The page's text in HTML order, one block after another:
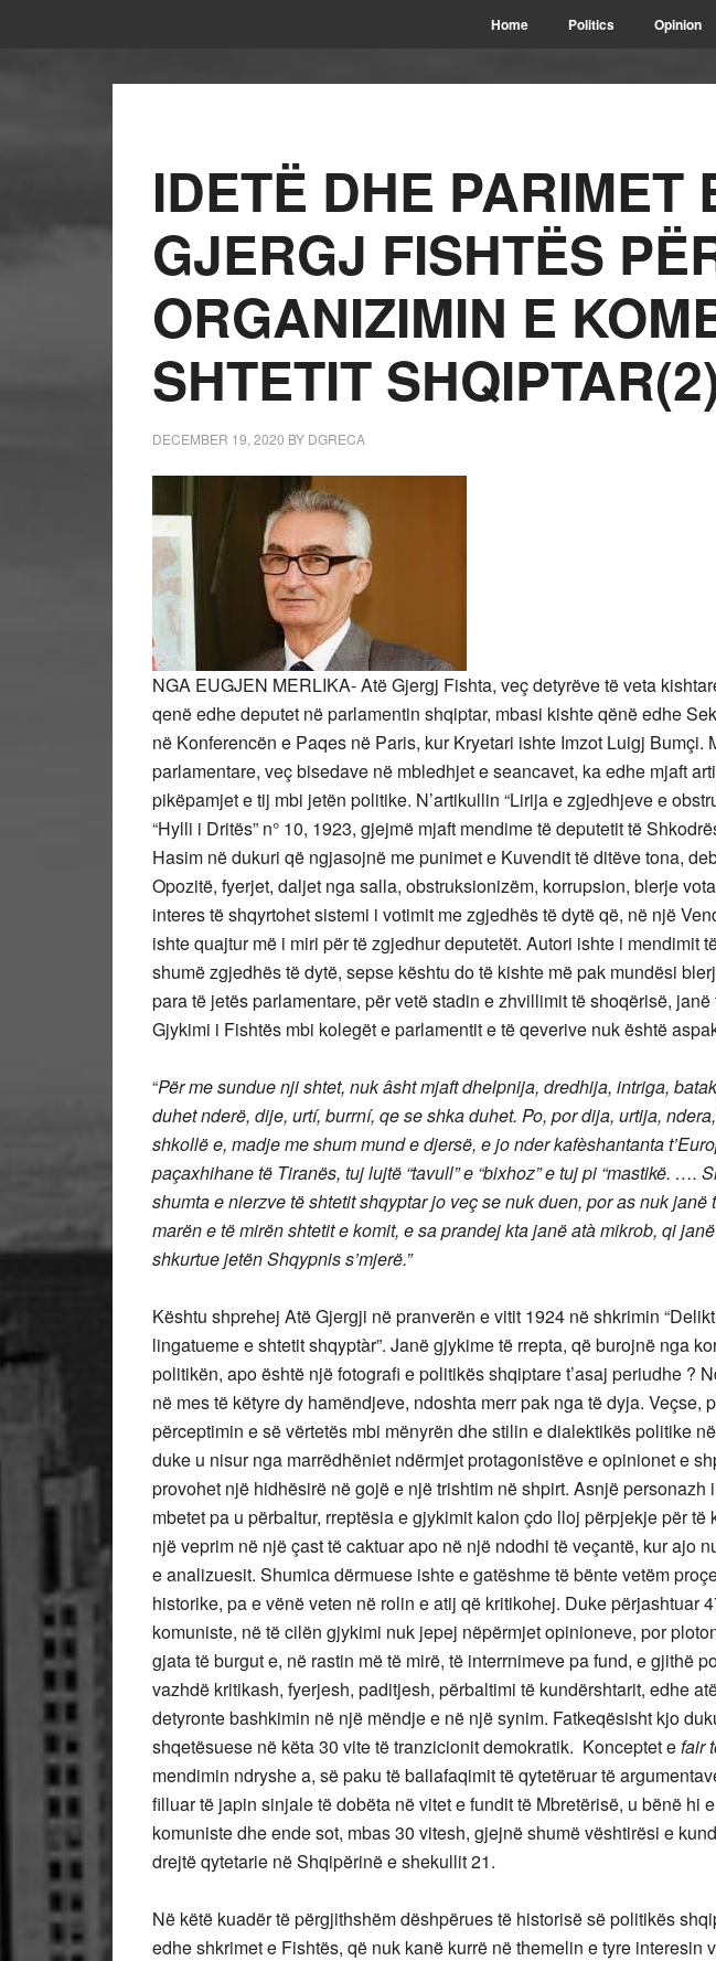
Home Politics Opinion
IDETË DHE PARIMET
GJERGJ FISHTËS
ORGANIZIMIN E
SHTETIT
DECEMBER 19, 2020 BY DGRECA
NGA EUGJEN MERLIKA- Atë Gjergj Fishta, veç detyrëve të veta
qenë edhe deputet në parlamentin shqiptar, mbasi kishte qënë edhe
në Konferencën e Paqes në Paris, kur Kryetari ishte Imzot Luigj Bumçi.
parlamentare, veç bisedave në mbledhjet e seancavet, ka edhe mjaft
pikëpamjet e tij mbi jetën politike. N’artikullin “Lirija e zgjedhjeve e
“Hylli i Dritës” n° 10, 1923, gjejmë mjaft mendime të deputetit të
Hasim në dukuri që ngjasojnë me punimet e Kuvendit të ditëve tona,
Opozitë, fyerjet, daljet nga salla, obstruksionizëm, korrupsion, blerje
interes të shqyrtohet sistemi i votimit me zgjedhës të dytë që, në një
ishte quajtur më i miri për të zgjedhur deputetët. Autori ishte i mendimit
shumë zgjedhës të dytë, sepse kështu do të kishte më pak mundësi
para të jetës parlamentare, për vetë stadin e zhvillimit të shoqërisë,
Gjykimi i Fishtës mbi kolegët e parlamentit e të qeverive nuk është
“Për me sundue nji shtet, nuk âsht mjaft dhelpnija, dredhija, intriga,
duhet nderë, dije, urtí, burrní, qe se shka duhet. Po, por dija, urtija,
shkollë e, madje me shum mund e djersë, e jo nder kafèshantanta
paçaxhihane të Tiranës, tuj lujtë “tavull” e “bixhoz” e tuj pi “mastikë. ….
shumta e nierzve të shtetit shqyptar jo veç se nuk duen, por as nuk janë
marën e të mirën shtetit e komit, e sa prandej kta janë atà mikrob, qi
shkurtue jetën Shqypnis s’mjerë.”
Kështu shprehej Atë Gjergji në pranverën e vitit 1924 në shkrimin
lingatueme e shtetit shqyptàr”. Janë gjykime të rrepta, që burojnë nga
politikën, apo është një fotografi e politikës shqiptare t’asaj periudhe ?
në mes të këtyre dy hamëndjeve, ndoshta merr pak nga të dyja. Veçse,
përceptimin e së vërtetës mbi mënyrën dhe stilin e dialektikës politike
duke u nisur nga marrëdhëniet ndërmjet protagonistëve e opinionet e
provohet një hidhësirë në gojë e një trishtim në shpirt. Asnjë personazh
mbetet pa u përbaltur, rreptësia e gjykimit kalon çdo lloj përpjekje për të
një veprim në një çast të caktuar apo në një ndodhi të veçantë, kur ajo
e analizuesit. Shumica dërmuese ishte e gatëshme të bënte vetëm
historike, pa e vënë veten në rolin e atij që kritikohej. Duke përjashtuar
komuniste, në të cilën gjykimi nuk jepej nëpërmjet opinioneve, por
gjata të burgut e, në rastin më të mirë, të interrnimeve pa fund, e gjithë
vazhdë kritikash, fyerjesh, paditjesh, përbaltimi të kundërshtarit, edhe
detyronte bashkimin në një mëndje e në një synim. Fatkeqësisht kjo
shqetësuese në këta 30 vite të tranzicionit demokratik. Konceptet efair
mendimin ndryshe a, së paku të ballafaqimit të qytetëruar të
filluar të japin sinjale të dobëta në vitet e fundit të Mbretërisë, u bënë hi
komuniste dhe ende sot, mbas 30 vitesh, gjejnë shumë vështirësi e
drejtë qytetarie në Shqipërinë e shekullit 21.
Në këtë kuadër të përgjithshëm dëshpërues të historisë së politikës
edhe shkrimet e Fishtës, që nuk kanë kurrë në themelin e tyre interesin